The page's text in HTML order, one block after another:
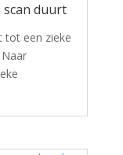
scan duurt
tot een zieke